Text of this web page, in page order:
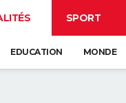
SPORT
EDUCATION MONDE